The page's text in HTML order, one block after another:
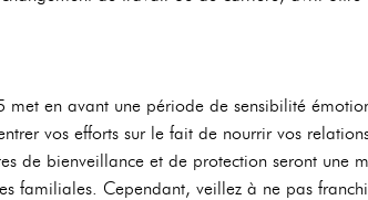
en avant une période de sensibilité
vos efforts sur le fait de nourrir vos
de bienveillance et de protection seront une
familiales. Cependant, veillez à ne pas